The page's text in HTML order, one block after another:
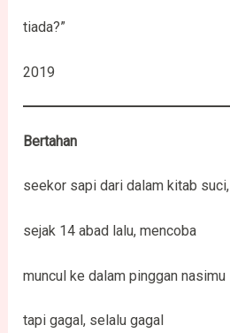
tiada?”
2019
Bertahan
seekor sapi dari dalam kitab suci,
sejak 14 abad lalu, mencoba
muncul ke dalam pinggan nasimu
tapi gagal, selalu gagal